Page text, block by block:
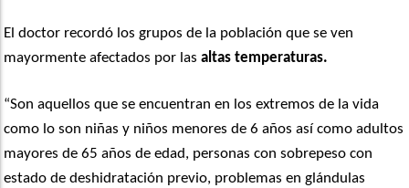
El doctor recordó los grupos de la población que se ven
mayormente afectados por las altas temperaturas.
“Son aquellos que se encuentran en los extremos de la vida
como lo son niñas y niños menores de 6 años así como adultos
mayores de 65 años de edad, personas con sobrepeso con
estado de deshidratación previo, problemas en glándulas